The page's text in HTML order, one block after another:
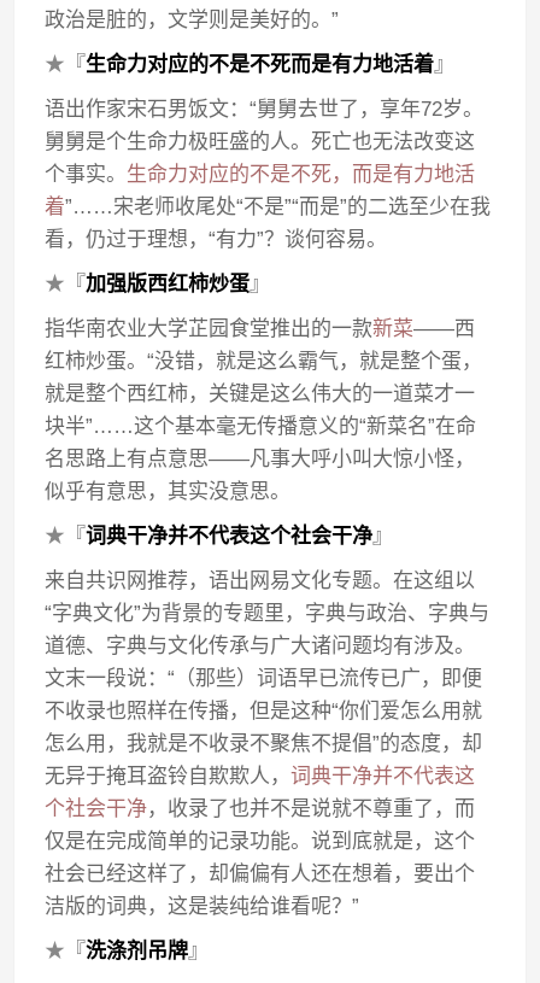
政治是脏的，文学则是美好的。”
★ 『生命力对应的不是不死而是有力地活着』
语出作家宋石男饭文：“舅舅去世了，享年72岁。
舅舅是个生命力极旺盛的人。死亡也无法改变这
个事实。 生命力对应的不是不死，而是有力地活
着”……宋老师收尾处“不是”“而是”的二选至少在我
看，仍过于理想，“有力”？谈何容易。
★ 『加强版西红柿炒蛋』
指华南农业大学芷园食堂推出的一款新菜——西
红柿炒蛋。“没错，就是这么霸气，就是整个蛋，
就是整个西红柿，关键是这么伟大的一道菜才一
块半”……这个基本毫无传播意义的“新菜名”在命
名思路上有点意思——凡事大呼小叫大惊小怪，
似乎有意思，其实没意思。
★ 『词典干净并不代表这个社会干净』
来自共识网推荐，语出网易文化专题。在这组以
“字典文化”为背景的专题里，字典与政治、字典与
道德、字典与文化传承与广大诸问题均有涉及。
文末一段说：“（那些）词语早已流传已广，即便
不收录也照样在传播，但是这种“你们爱怎么用就
怎么用，我就是不收录不聚焦不提倡”的态度，却
无异于掩耳盗铃自欺欺人，词典干净并不代表这
个社会干净，收录了也并不是说就不尊重了，而
仅是在完成简单的记录功能。说到底就是，这个
社会已经这样了，却偏偏有人还在想着，要出个
洁版的词典，这是装纯给谁看呢？”
★ 『洗涤剂吊牌』